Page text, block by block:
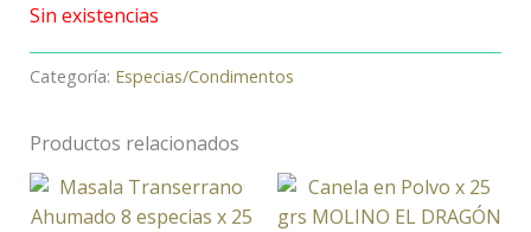
Sin existencias
Categoría: Especias/Condimentos
Productos relacionados